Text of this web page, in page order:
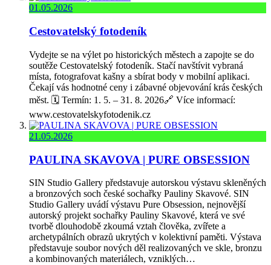
01.05.2026
Cestovatelský fotodeník
Vydejte se na výlet po historických městech a zapojte se do
soutěže Cestovatelský fotodeník. Stačí navštívit vybraná
místa, fotografovat kašny a sbírat body v mobilní aplikaci.
Čekají vás hodnotné ceny i zábavné objevování krás českých
měst. 🗓️ Termín: 1. 5. – 31. 8. 2026🔗 Více informací:
www.cestovatelskyfotodenik.cz
21.05.2026
PAULINA SKAVOVA | PURE OBSESSION
SIN Studio Gallery představuje autorskou výstavu skleněných
a bronzových soch české sochařky Pauliny Skavové. SIN
Studio Gallery uvádí výstavu Pure Obsession, nejnovější
autorský projekt sochařky Pauliny Skavové, která ve své
tvorbě dlouhodobě zkoumá vztah člověka, zvířete a
archetypálních obrazů ukrytých v kolektivní paměti. Výstava
představuje soubor nových děl realizovaných ve skle, bronzu
a kombinovaných materiálech, vzniklých…